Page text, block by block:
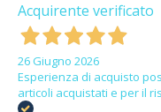
Acquirente verificato
26 Giugno 2026
Esperienza di acquisto
articoli acquistati e per il